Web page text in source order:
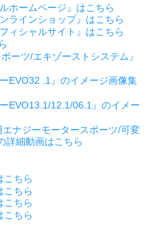
ホームページ』はこちら
ラインショップ』はこちら
ィシャルサイト』はこちら
ーツ/エキゾーストシステム』
EVO32 .1』のイメージ画像集
EVO13.1/12.1/06.1』のイメー
ナジーモータースポーツ/可変
詳細動画はこちら
こちら
こちら
こちら
こちら